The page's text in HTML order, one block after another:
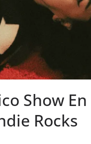
Show
Rocks